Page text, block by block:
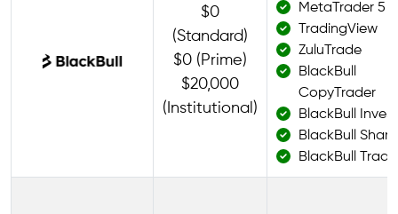
$0
(Standard)
$0 (Prime)
$20,000
(Institutional)
MetaTrader 5
TradingView
ZuluTrade
BlackBull
CopyTrader
BlackBull Invest
BlackBull
BlackBull Trade